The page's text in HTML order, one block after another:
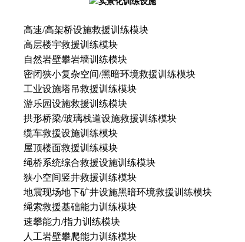
高速/高架桥设施救援训练模块
高层楼宇救援训练模块
自然岩壁攀岩墙训练模块
密闭狭小复杂空间/黑暗环境救援训练模块
工业设施塔吊救援训练模块
游乐园设施救援训练模块
拱形桥梁/玻璃栈道设施救援训练模块
缆车救援设施训练模块
屋顶楼面救援训练模块
绳桥系统综合救援设施训练模块
狭小空间竖井救援训练模块
地震现场地下矿井设施黑暗环境救援训练模块
绳索救援基础能力训练模块
速攀能力/指力训练模块
人工岩壁攀爬能力训练模块